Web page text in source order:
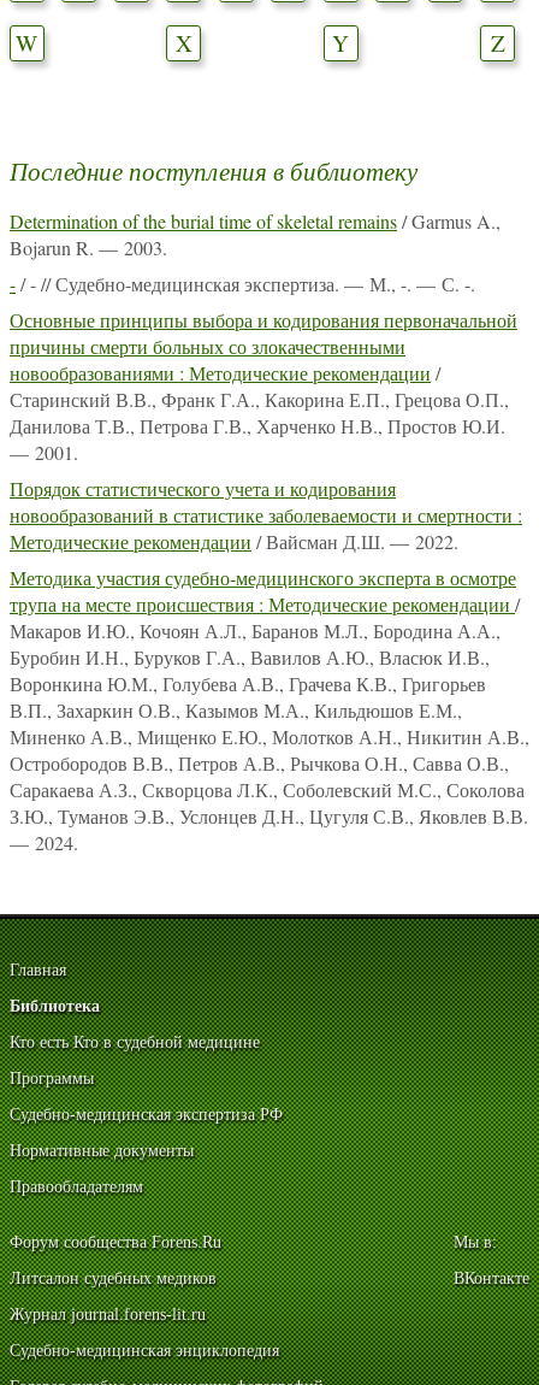
W
X Y Z
Последние поступления в библиотеку
Determination of the burial time of skeletal remains/ Garmus A.,
Bojarun R. — 2003.
-/ - // Судебно-медицинская экспертиза. — М., -. — С. -.
Основные принципы выбора и кодирования первоначальной
причины смерти больных со злокачественными
новообразованиями : Методические рекомендации /
Старинский В.В., Франк Г.А., Какорина Е.П., Грецова О.П.,
Данилова Т.В., Петрова Г.В., Харченко Н.В., Простов Ю.И.
— 2001.
Порядок статистического учета и кодирования
новообразований в статистике заболеваемости и смертности :
Методические рекомендации / Вайсман Д.Ш. — 2022.
Методика участия судебно-медицинского эксперта в осмотре
трупа на месте происшествия : Методические рекомендации /
Макаров И.Ю., Кочоян А.Л., Баранов М.Л., Бородина А.А.,
Буробин И.Н., Буруков Г.А., Вавилов А.Ю., Власюк И.В.,
Воронкина Ю.М., Голубева А.В., Грачева К.В., Григорьев
В.П., Захаркин О.В., Казымов М.А., Кильдюшов Е.М.,
Миненко А.В., Мищенко Е.Ю., Молотков А.Н., Никитин А.В.,
Остробородов В.В., Петров А.В., Рычкова О.Н., Савва О.В.,
Саракаева А.З., Скворцова Л.К., Соболевский М.С., Соколова
З.Ю., Туманов Э.В., Услонцев Д.Н., Цугуля С.В., Яковлев В.В.
— 2024.
Главная
Библиотека
Кто есть Кто в судебной медицине
Программы
Судебно-медицинская экспертиза РФ
Нормативные документы
Правообладателям
Форум сообщества Forens.Ru
Литсалон судебных медиков
Журнал journal.forens-lit.ru
Судебно-медицинская энциклопедия
Мы в:
ВКонтакте